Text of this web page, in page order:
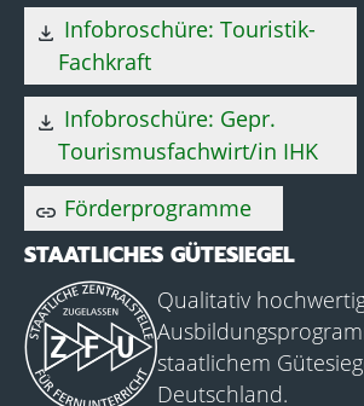
download Infobroschüre: Touristik-
Fachkraft
download Infobroschüre: Gepr.
Tourismusfachwirt/in IHK
link Förderprogramme
STAATLICHES GÜTESIEGEL
Qualitativ
staatlichem
Deutschland.